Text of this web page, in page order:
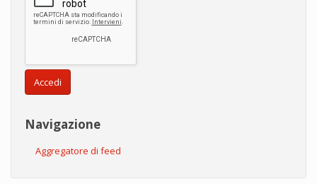
Accedi
Navigazione
Aggregatore di feed